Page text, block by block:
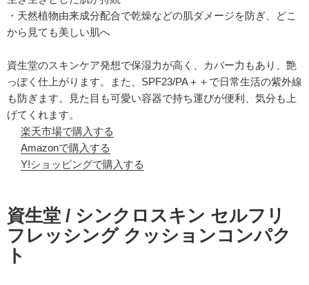
・天然植物由来成分配合で乾燥などの肌ダメージを防ぎ、どこ
から見ても美しい肌へ
資生堂のスキンケア発想で保湿力が高く、カバー力もあり、艶
っぽく仕上がります。また、SPF23/PA＋＋で日常生活の紫外線
も防ぎます。見た目も可愛い容器で持ち運びが便利、気分も上
げてくれます。
楽天市場で購入する
Amazonで購入する
Y!ショッピングで購入する
資生堂 / シンクロスキン セルフリ
フレッシング クッションコンパク
ト